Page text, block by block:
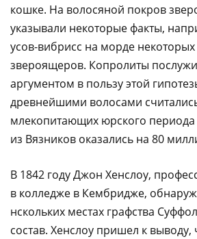
кошке. На волосяной покров
указывали некоторые факты,
усов-вибрисс на морде
звероящеров. Копролиты
аргументом в пользу этой
древнейшими волосами
млекопитающих юрского периода
из Вязников оказались на 80
В 1842 году Джон Хенслоу,
в колледже в Кембридже,
нскольких местах графства
состав. Хенслоу пришел к выводу,